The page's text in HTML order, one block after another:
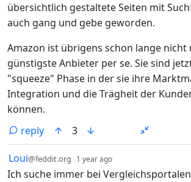
übersichtlich gestaltete Seiten mit
auch gang und gebe geworden.
Amazon ist übrigens schon lange nicht
günstigste Anbieter per se. Sie sind
"squeeze" Phase in der sie ihre
Integration und die Trägheit der
können.
reply
3
by
Loui@feddit.org 1 year ago
Ich suche immer bei